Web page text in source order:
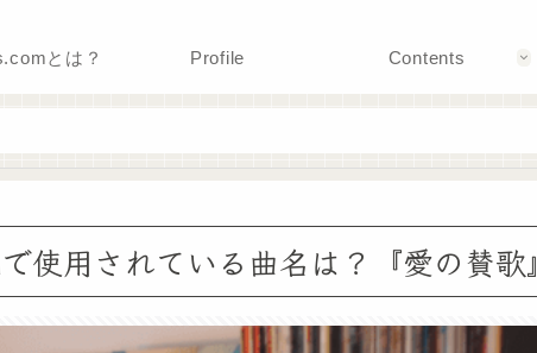
とは？ Profile Contents
使用されている曲名は？『愛の賛歌』